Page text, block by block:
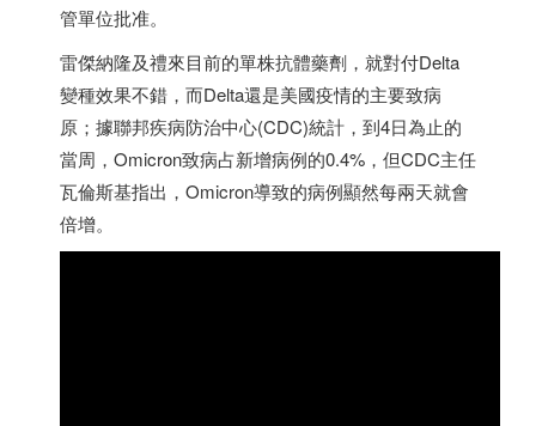
管單位批准。
雷傑納隆及禮來目前的單株抗體藥劑，就對付Delta
變種效果不錯，而Delta還是美國疫情的主要致病
原；據聯邦疾病防治中心(CDC)統計，到4日為止的
當周，Omicron致病占新增病例的0.4%，但CDC主任
瓦倫斯基指出，Omicron導致的病例顯然每兩天就會
倍增。